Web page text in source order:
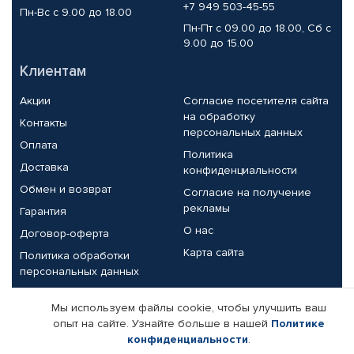
Пн-Вс с 9.00 до 18.00
+7 949 503-45-55
Пн-Пт с 09.00 до 18.00, Сб с
9.00 до 15.00
Клиентам
Акции
Контакты
Оплата
Доставка
Обмен и возврат
Гарантия
Договор-оферта
Политика обработки
персональных данных
Согласие посетителя сайта
на обработку
персональных данных
Политика
конфиденциальности
Согласие на получение
рекламы
О нас
Карта сайта
Партнерам
Корпоративным клиентам
Реквизиты компании
Мы используем файлы cookie, чтобы улучшить ваш
опыт на сайте. Узнайте больше в нашей Политике
конфиденциальности.